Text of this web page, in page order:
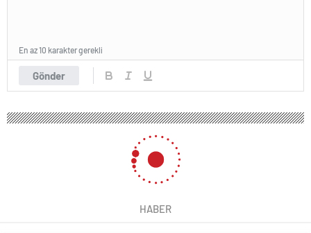
Gönder
En az 10 karakter gerekli
HABER